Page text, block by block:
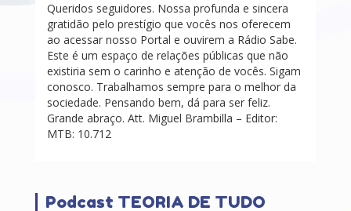
Queridos seguidores. Nossa profunda e sincera
gratidão pelo prestígio que vocês nos oferecem
ao acessar nosso Portal e ouvirem a Rádio Sabe.
Este é um espaço de relações públicas que não
existiria sem o carinho e atenção de vocês. Sigam
conosco. Trabalhamos sempre para o melhor da
sociedade. Pensando bem, dá para ser feliz.
Grande abraço. Att. Miguel Brambilla – Editor:
MTB: 10.712
Podcast TEORIA DE TUDO